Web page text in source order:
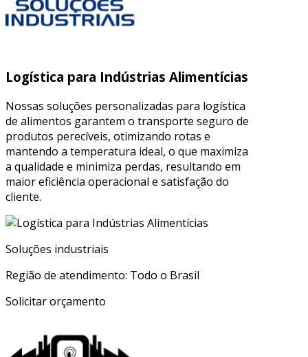
Logística para Indústrias Alimentícias
Nossas soluções personalizadas para logística
de alimentos garantem o transporte seguro de
produtos perecíveis, otimizando rotas e
mantendo a temperatura ideal, o que maximiza
a qualidade e minimiza perdas, resultando em
maior eficiência operacional e satisfação do
cliente.
Soluções industriais
Região de atendimento: Todo o Brasil
Solicitar orçamento